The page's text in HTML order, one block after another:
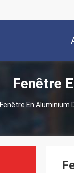
Fenêtre
Fenêtre En Aluminium